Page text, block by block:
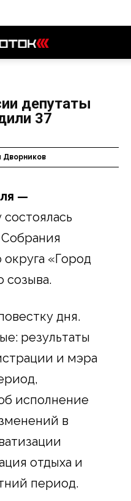
депутаты
37
—
округа «Город
созыва.
дня.
результаты
и мэра
исполнение
в
отдыха и
период.